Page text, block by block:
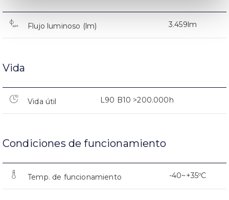
Flujo luminoso (lm) 3.459lm
Vida
Vida útil L90 B10 >200.000h
Condiciones de funcionamiento
Temp. de funcionamiento -40~+35ºC